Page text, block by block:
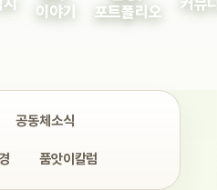
이야기
포트폴리오
커뮤
공동체소식
품앗이칼럼